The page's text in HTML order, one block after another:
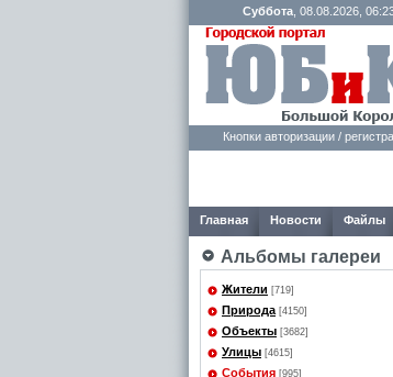
Суббота, 08.08.2026,
Кнопки авторизации /
Главная Новости Файлы
Альбомы галереи
Жители [719]
Природа [4150]
Объекты [3682]
Улицы [4615]
События [995]